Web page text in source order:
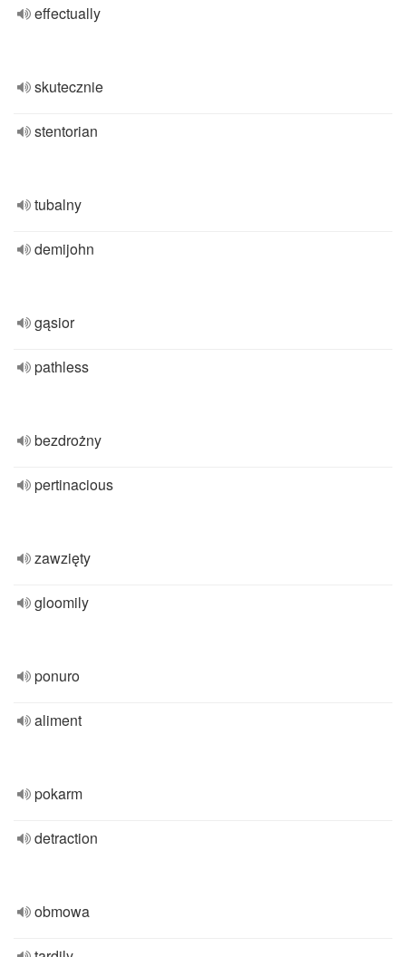
effectually
skutecznie
stentorian
tubalny
demijohn
gąsior
pathless
bezdrożny
pertinacious
zawzięty
gloomily
ponuro
aliment
pokarm
detraction
obmowa